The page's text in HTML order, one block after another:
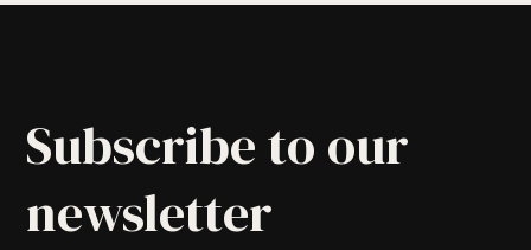
Subscribe to our
newsletter